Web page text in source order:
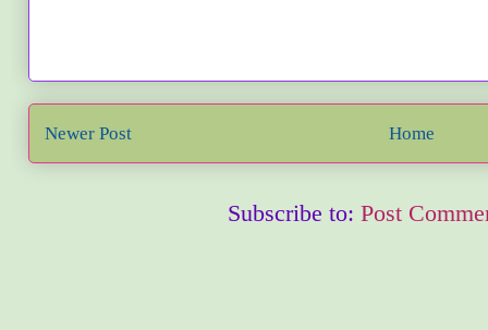
Newer Post Home
Subscribe to: Post